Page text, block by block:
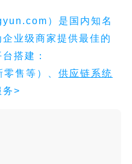
）是国内知名
业级商家提供最佳的
搭建：
售等）、 供应链系统
务>